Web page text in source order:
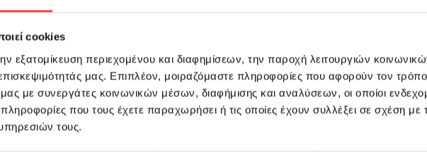
cookies
εξατομίκευση περιεχομένου και διαφημίσεων, την παροχή λειτουργιών
μας. Επιπλέον, μοιραζόμαστε πληροφορίες που αφορούν τον
μας με συνεργάτες κοινωνικών μέσων, διαφήμισης και αναλύσεων, οι οποίοι
που τους έχετε παραχωρήσει ή τις οποίες έχουν συλλέξει σε σχέση με
τους.